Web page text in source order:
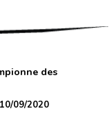
des
10/09/2020